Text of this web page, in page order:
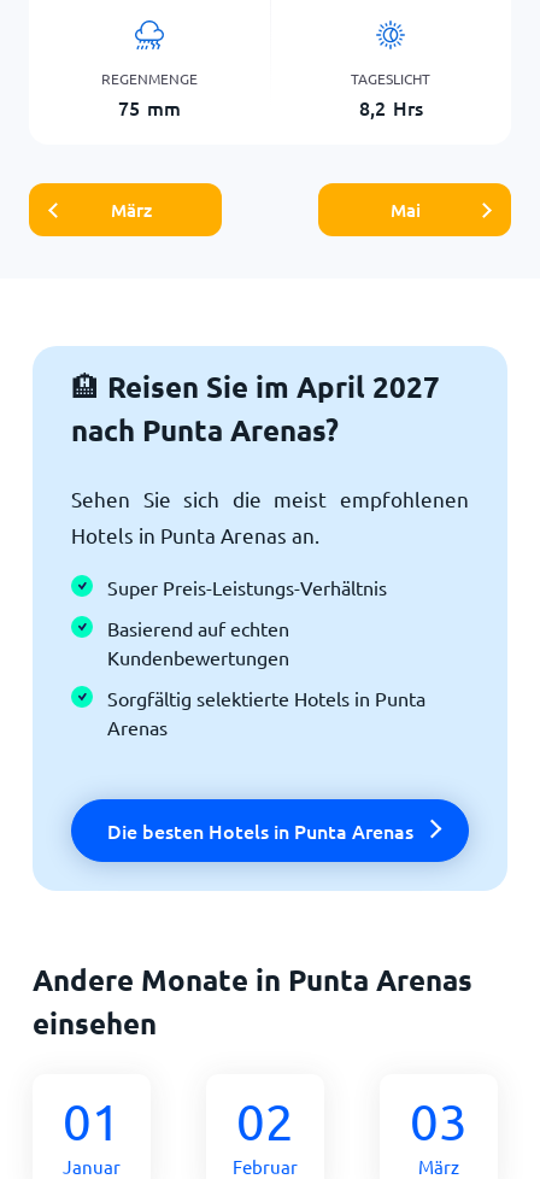
REGENMENGE
75 mm
TAGESLICHT
8,2 Hrs
März Mai
🏨 Reisen Sie im April 2027
nach Punta Arenas?
Sehen Sie sich die meist empfohlenen
Hotels in Punta Arenas an.
Super Preis-Leistungs-Verhältnis
Basierend auf echten
Kundenbewertungen
Sorgfältig selektierte Hotels in Punta
Arenas
Die besten Hotels in Punta Arenas
Andere Monate in Punta Arenas
einsehen
01
Januar
02
Februar
03
März